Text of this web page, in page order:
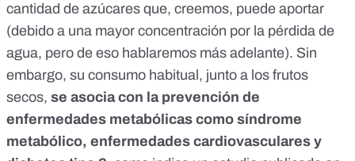
cantidad de azúcares que, creemos, puede aportar
(debido a una mayor concentración por la pérdida de
agua, pero de eso hablaremos más adelante). Sin
embargo, su consumo habitual, junto a los frutos
secos, se asocia con la prevención de
enfermedades metabólicas como síndrome
metabólico, enfermedades cardiovasculares y